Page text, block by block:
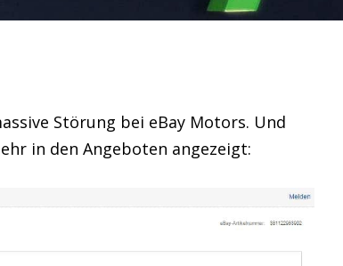
Störung bei eBay Motors. Und
in den Angeboten angezeigt: